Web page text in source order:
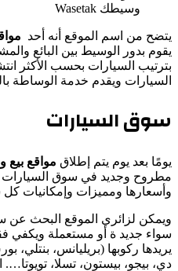
وسيطك Wasetak
يتضح من اسم الموقع أنه أحد
يقوم بدور الوسيط بين البائع
بترتيب السيارات بحسب الأكثر
السيارات ويقدم خدمة الوساطة
سوق السيارات
يومًا بعد يوم يتم إطلاق مواقع بيع
مطروح وجديد في سوق
وأسعارها ومميزات وإمكانيات كل
ويمكن لزائري الموقع البحث عن
سواء جديد ة أو مستعملة ويكفي
يريدها ركوبها (بريليانس، بنتلي،
دي، بيجو، بيستون، تسلا، تويوتا….